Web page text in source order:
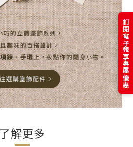
了解更多
訂閱電子報享專屬優惠